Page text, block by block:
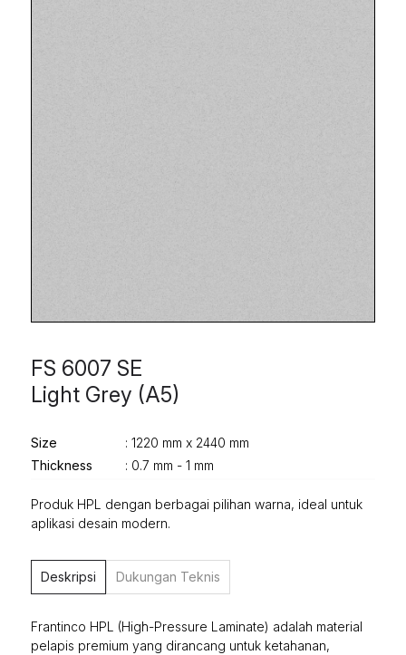
FS 6007 SE
Light Grey (A5)
Size
: 1220 mm x 2440 mm
Thickness
: 0.7 mm - 1 mm
Produk HPL dengan berbagai pilihan warna, ideal untuk
aplikasi desain modern.
Deskripsi Dukungan Teknis
Frantinco HPL (High-Pressure Laminate) adalah material
pelapis premium yang dirancang untuk ketahanan,